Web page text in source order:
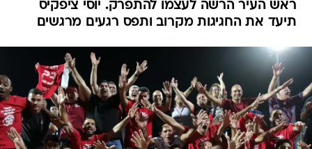
ראש העיר הרשה לעצמו להתפרק. יוסי ציפקיס
תיעד את החגיגות מקרוב ותפס רגעים מרגשים